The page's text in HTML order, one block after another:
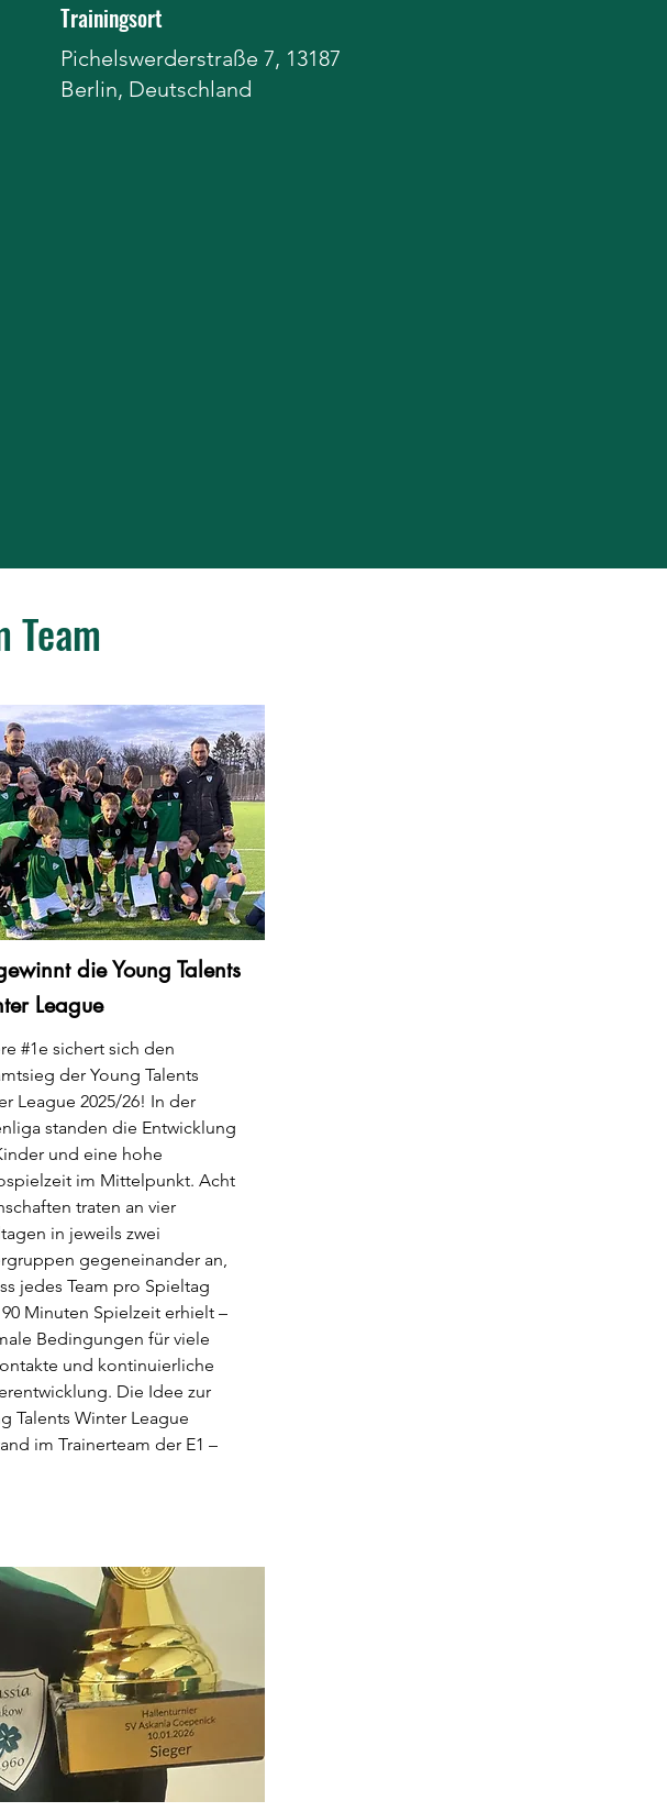
Trainingsort
Pichelswerderstraße 7, 13187
Berlin, Deutschland
Team
die Young Talents
League
#1e sichert sich den
der Young Talents
League 2025/26! In der
standen die Entwicklung
und eine hohe
im Mittelpunkt. Acht
traten an vier
in jeweils zwei
gegeneinander an,
jedes Team pro Spieltag
Minuten Spielzeit erhielt –
Bedingungen für viele
und kontinuierliche
Die Idee zur
Talents Winter League
im Trainerteam der E1 –